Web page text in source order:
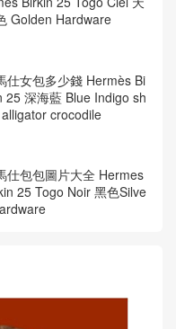
Golden Hardware
仕女包多少錢 Hermès Bi
25 深海藍 Blue Indigo sh
crocodile
仕包包圖片大全 Hermes
25 Togo Noir 黑色Silve